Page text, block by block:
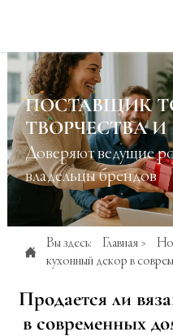
ПОСТАВЩИК
ТВОРЧЕСТВА
Доверяют ведущие
владельцы брендов

Вы здесь: Главная>
кухонный декор в
Продается ли
в современных